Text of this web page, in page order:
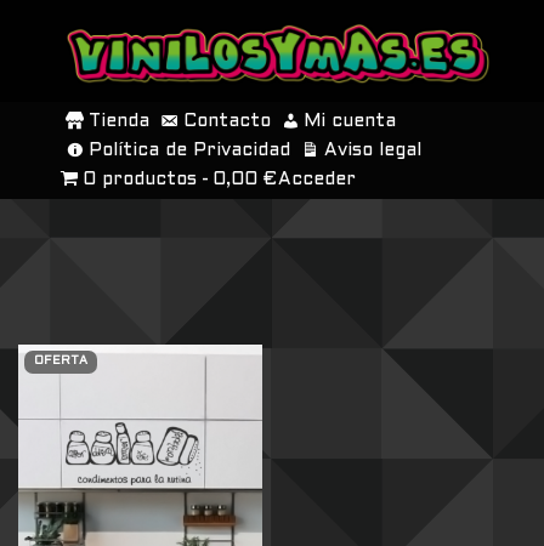
SALTAR
CONTENIDO
Tienda Contacto
Mi cuenta
Política de Privacidad
Aviso legal
0 productos
0,00 € Acceder
OFERTA